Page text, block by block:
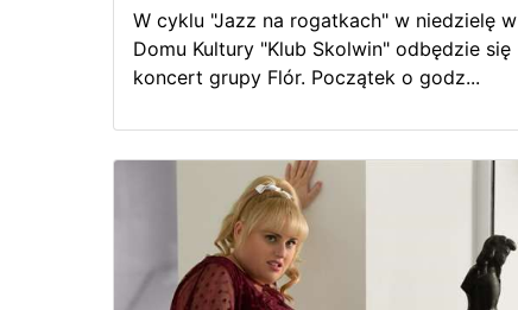
W cyklu "Jazz na rogatkach" w niedzielę w
Domu Kultury "Klub Skolwin" odbędzie się
koncert grupy Flór. Początek o godz...